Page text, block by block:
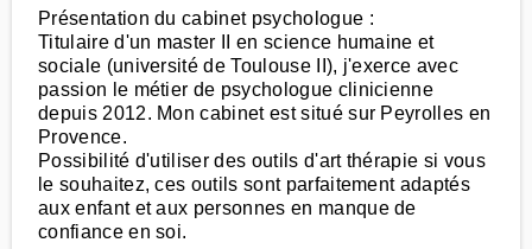
Présentation du cabinet psychologue :
Titulaire d'un master II en science humaine et
sociale (université de Toulouse II), j'exerce avec
passion le métier de psychologue clinicienne
depuis 2012. Mon cabinet est situé sur Peyrolles en
Provence.
Possibilité d'utiliser des outils d'art thérapie si vous
le souhaitez, ces outils sont parfaitement adaptés
aux enfant et aux personnes en manque de
confiance en soi.